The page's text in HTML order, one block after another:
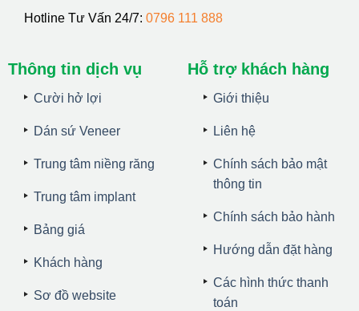
Hotline Tư Vấn 24/7: 0796 111 888
Thông tin dịch vụ
Cười hở lợi
Dán sứ Veneer
Trung tâm niềng răng
Trung tâm implant
Bảng giá
Khách hàng
Sơ đồ website
Hỗ trợ khách hàng
Giới thiệu
Liên hệ
Chính sách bảo mật
thông tin
Chính sách bảo hành
Hướng dẫn đặt hàng
Các hình thức thanh
toán